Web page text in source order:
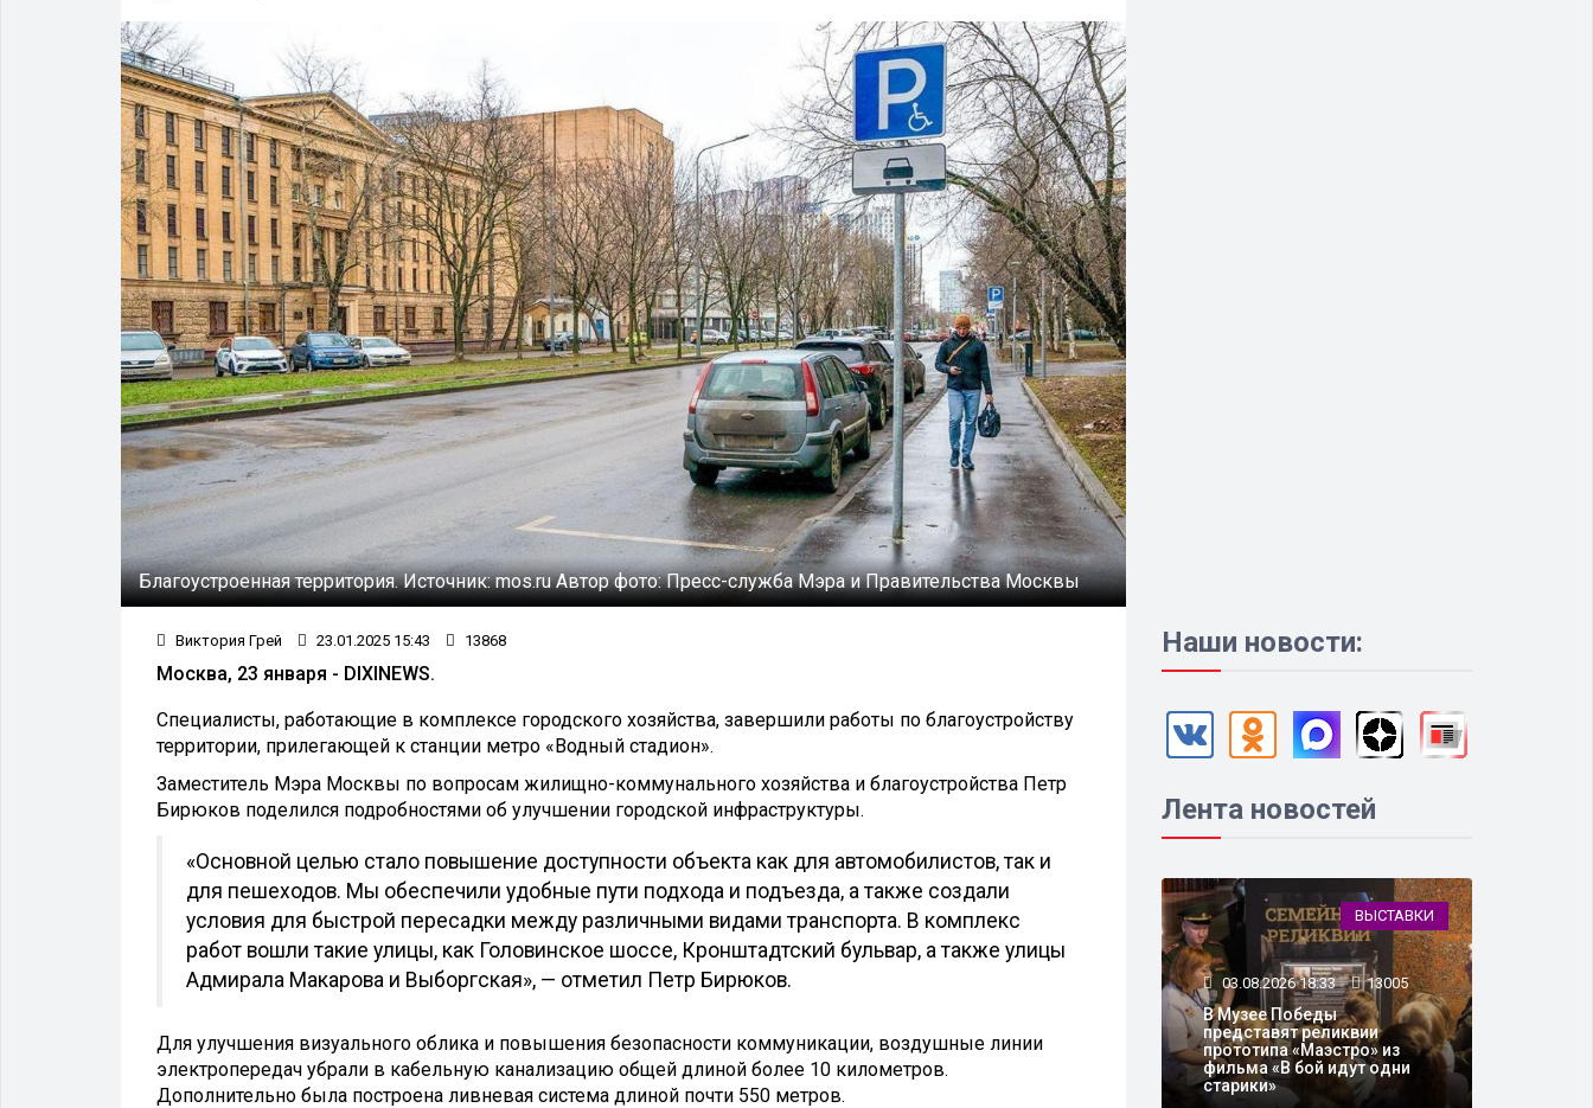
Благоустроенная территория.Источник:mos.ruАвтор фото:Пресс-служба Мэра и Правительства Москвы
Виктория Грей 23.01.2025 15:43 13868
Москва, 23 января - DIXINEWS.
Специалисты, работающие в комплексе городского хозяйства, завершили работы по благоустройству
территории, прилегающей к станции метро «Водный стадион».
Заместитель Мэра Москвы по вопросам жилищно-коммунального хозяйства и благоустройства Петр
Бирюков поделился подробностями об улучшении городской инфраструктуры.
«Основной целью стало повышение доступности объекта как для автомобилистов, так и
для пешеходов. Мы обеспечили удобные пути подхода и подъезда, а также создали
условия для быстрой пересадки между различными видами транспорта. В комплекс
работ вошли такие улицы, как Головинское шоссе, Кронштадтский бульвар, а также улицы
Адмирала Макарова и Выборгская», — отметил Петр Бирюков.
Для улучшения визуального облика и повышения безопасности коммуникации, воздушные линии
электропередач убрали в кабельную канализацию общей длиной более 10 километров.
Дополнительно была построена ливневая система длиной почти 550 метров.
Наши новости:
Лента новостей
ВЫСТАВКИ
03.08.2026 18:33 13005
В Музее Победы
представят реликвии
прототипа «Маэстро» из
фильма «В бой идут одни
старики»